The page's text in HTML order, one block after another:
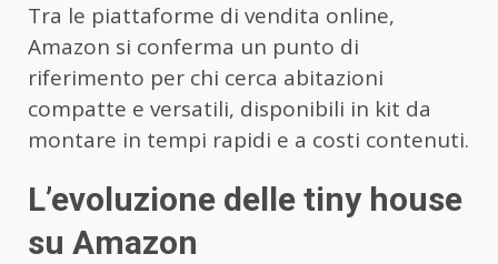
Tra le piattaforme di vendita online,
Amazon si conferma un punto di
riferimento per chi cerca abitazioni
compatte e versatili, disponibili in kit da
montare in tempi rapidi e a costi contenuti.
L’evoluzione delle tiny house
su Amazon